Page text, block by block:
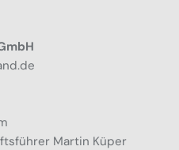
Martin Küper